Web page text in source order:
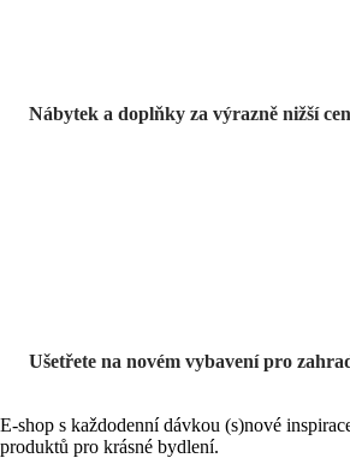
Nábytek a doplňky za výrazně nižší
Ušetřete na novém vybavení pro
E-shop s každodenní dávkou (s)nové
produktů pro krásné bydlení.